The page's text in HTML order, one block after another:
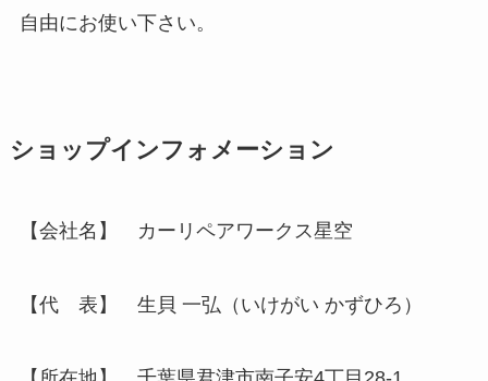
自由にお使い下さい。
ショップインフォメーション
【会社名】 カーリペアワークス星空
【代 表】 生貝 一弘（いけがい かずひろ）